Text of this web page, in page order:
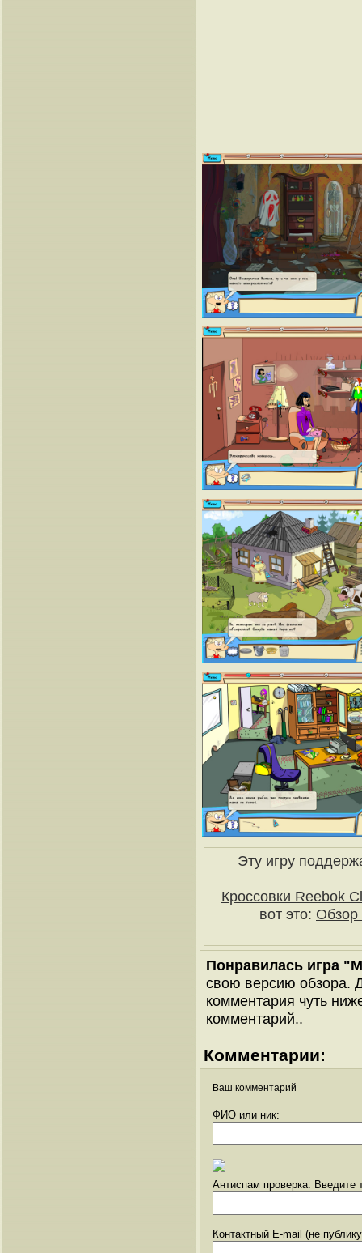
Эту игру
Кроссовки Reebok
вот это: Обзор
Понравилась игра
свою версию обзора.
комментария чуть
комментарий..
Комментарии:
Ваш комментарий
ФИО или ник:
Антиспам проверка: Введите
Контактный E-mail (не